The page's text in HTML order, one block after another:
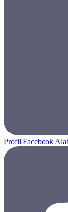
Profil Facebook